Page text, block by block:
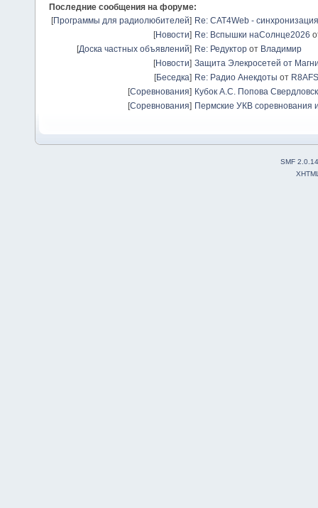
Последние сообщения на форуме:
[Программы для радиолюбителей] Re: CAT4Web -
[Новости] Re: Вспышки наСолнце2026
[Доска частных объявлений] Re: Редуктор от Владимир
[Новости] Защита Элекросетей от
[Беседка] Re: Радио Анекдоты от R8AFS
[Соревнования] Кубок А.С. Попова
[Соревнования] Пермские УКВ соревнования
SMF 2.0.14